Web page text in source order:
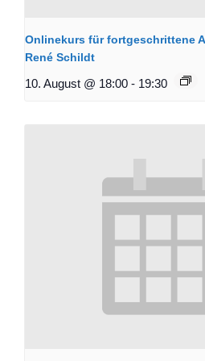
Onlinekurs für fortgeschrittene
René Schildt
10. August @ 18:00 - 19:30